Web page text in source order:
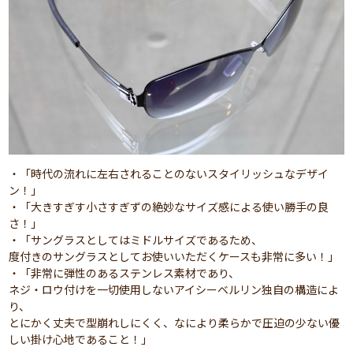
・「時代の流れに左右されることのないスタイリッシュなデザイ
ン！」
・「大きすぎす小さすぎずの絶妙なサイズ感による使い勝手の良
さ！」
・「サングラスとしてはミドルサイズであるため、
度付きのサングラスとしてお使いいただくケースも非常に多い！」
・「非常に弾性のあるステンレス素材であり、
ネジ・ロウ付けを一切使用しないアイシーベルリン独自の構造によ
り、
とにかく丈夫で型崩れしにくく、なにより柔らかで圧迫の少ない優
しい掛け心地であること！」